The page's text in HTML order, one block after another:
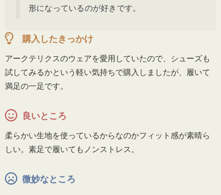
形になっているのが好きです。
購入したきっかけ
アークテリクスのウェアを愛用していたので、シューズも
試してみるかという軽い気持ちで購入しましたが、履いて
満足の一足です。
良いところ
柔らかい生地を使っているからなのかフィット感が素晴ら
しい。素足で履いてもノンストレス。
微妙なところ